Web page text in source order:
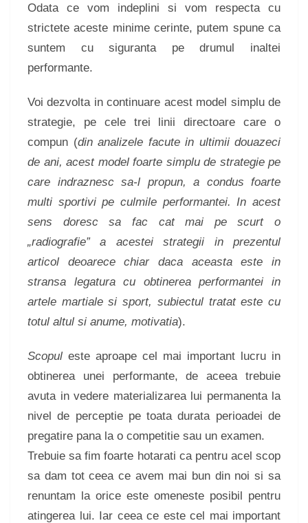
Odata ce vom indeplini si vom respecta cu
strictete aceste minime cerinte, putem spune ca
suntem cu siguranta pe drumul inaltei
performante.
Voi dezvolta in continuare acest model simplu de
strategie, pe cele trei linii directoare care o
compun (din analizele facute in ultimii douazeci
de ani, acest model foarte simplu de strategie pe
care indraznesc sa-l propun, a condus foarte
multi sportivi pe culmile performantei. In acest
sens doresc sa fac cat mai pe scurt o
„radiografie” a acestei strategii in prezentul
articol deoarece chiar daca aceasta este in
stransa legatura cu obtinerea performantei in
artele martiale si sport, subiectul tratat este cu
totul altul si anume, motivatia).
Scopul este aproape cel mai important lucru in
obtinerea unei performante, de aceea trebuie
avuta in vedere materializarea lui permanenta la
nivel de perceptie pe toata durata perioadei de
pregatire pana la o competitie sau un examen.
Trebuie sa fim foarte hotarati ca pentru acel scop
sa dam tot ceea ce avem mai bun din noi si sa
renuntam la orice este omeneste posibil pentru
atingerea lui. Iar ceea ce este cel mai important